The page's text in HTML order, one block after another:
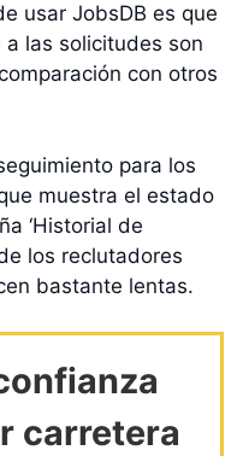
usar JobsDB es que
las solicitudes son
con otros
para los
muestra el estado
‘Historial de
los reclutadores
bastante lentas.
carretera